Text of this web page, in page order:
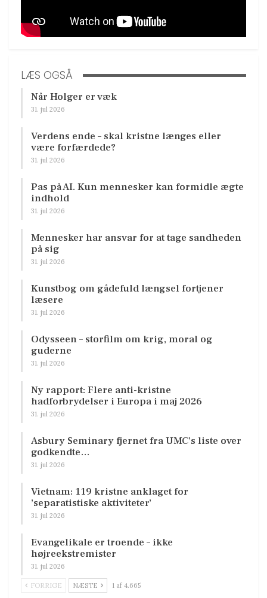
LÆS OGSÅ
Når Holger er væk
31. jul 2026
Verdens ende – skal kristne længes eller
være forfærdede?
31. jul 2026
Pas på AI. Kun mennesker kan formidle ægte
indhold
31. jul 2026
Mennesker har ansvar for at tage sandheden
på sig
31. jul 2026
Kunstbog om gådefuld længsel fortjener
læsere
31. jul 2026
Odysseen – storfilm om krig, moral og
guderne
31. jul 2026
Ny rapport: Flere anti-kristne
hadforbrydelser i Europa i maj 2026
31. jul 2026
Asbury Seminary fjernet fra UMC’s liste over
godkendte…
31. jul 2026
Vietnam: 119 kristne anklaget for
’separatistiske aktiviteter’
31. jul 2026
Evangelikale er troende – ikke
højreekstremister
31. jul 2026
FORRIGE NÆSTE 1 af 4.665